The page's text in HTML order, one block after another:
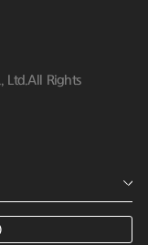
Ltd.All Rights